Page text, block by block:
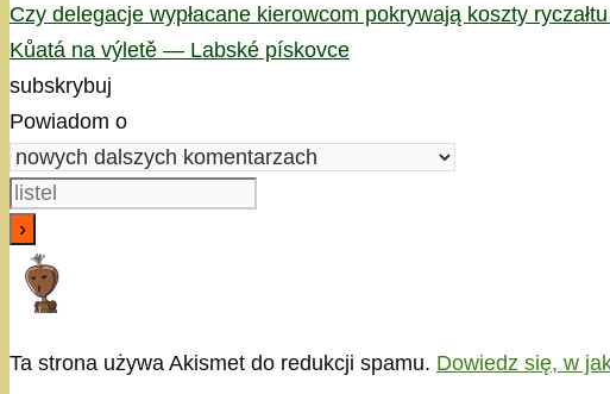
Czy delegacje wypłacane kierowcom pokrywają koszty
Kůatá na výletě — Labské pískovce
subskrybuj
Powiadom o
Ta strona używa Akismet do redukcji spamu. Dowiedz się, w